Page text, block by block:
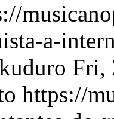
a-
Fri,
https://